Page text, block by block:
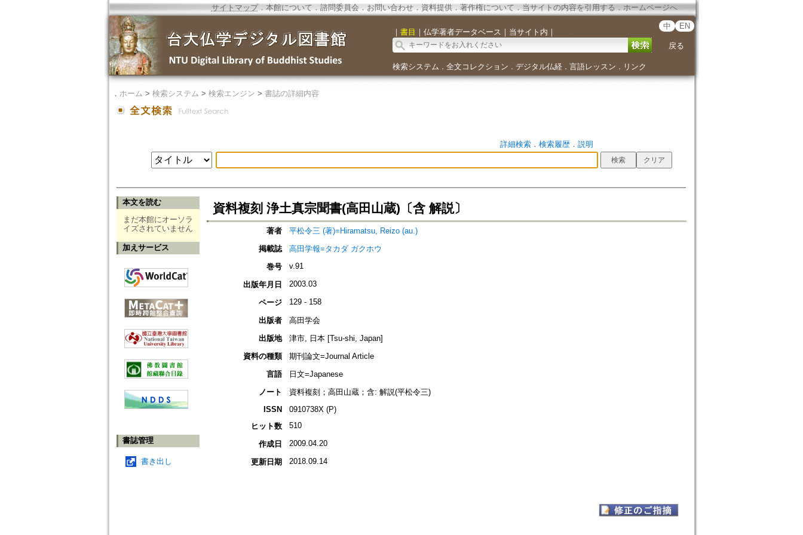
サイトマップ．本館について ． 諮問委員会． お問い合わせ． 資料提供． 著作権について．当サイトの内容を引用する ． ホームページへ
｜ 書目 ｜ 仏学著者データベース ｜ 当サイト内 ｜
中 EN
戻る
検索システム ． 全文コレクション ． デジタル仏経． 言語レッスン ． リンク
． ホーム > 検索システム > 検索エンジン > 書誌の詳細内容
詳細検索． 検索履歴． 説明
本文を読む
まだ本館にオーソラ
イズされていません
加えサービス
書誌管理
書き出し
資料複刻 浄土真宗聞書(高田山蔵)〔含 解説〕
著者
平松令三 (著)=Hiramatsu, Reizo (au.)
掲載誌
高田学報=タカダ ガクホウ
巻号
v.91
出版年月日 2003.03
ページ 129 - 158
出版者
高田学会
出版地
津市, 日本 [Tsu-shi, Japan]
資料の種類
期刊論文=Journal Article
言語
日文=Japanese
ノート
資料複刻；高田山蔵；含: 解説(平松令三)
ISSN
0910738X (P)
ヒット数
510
作成日 2009.04.20
更新日期 2018.09.14